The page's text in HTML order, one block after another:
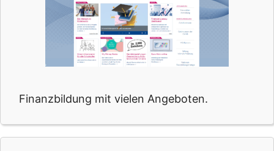
Finanzbildung mit vielen Angeboten.